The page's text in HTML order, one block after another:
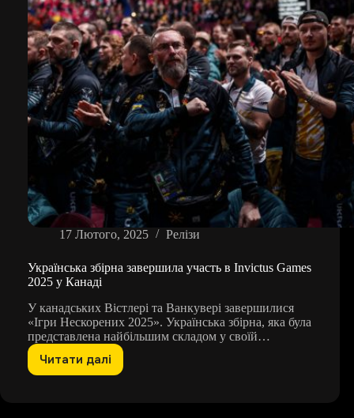
свого
візиту
до
України
17 Лютого, 2025 Релізи
Українська збірна завершила участь в Invictus Games
2025 у Канаді
У канадських Вістлері та Ванкувері завершилися
«Ігри Нескорених 2025». Українська збірна, яка була
представлена найбільшим складом у своїй…
Читати далі
Українська